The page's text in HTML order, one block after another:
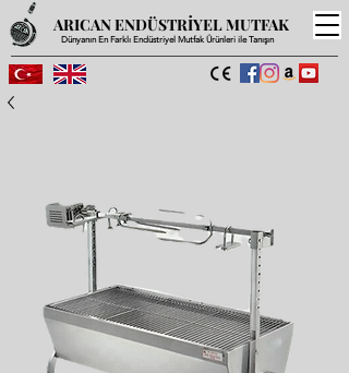
Dünyanın En Farklı Endüstriyel Mutfak Ürünleri ile Tanışın
ARICAN ENDÜSTRİYEL MUTFAK